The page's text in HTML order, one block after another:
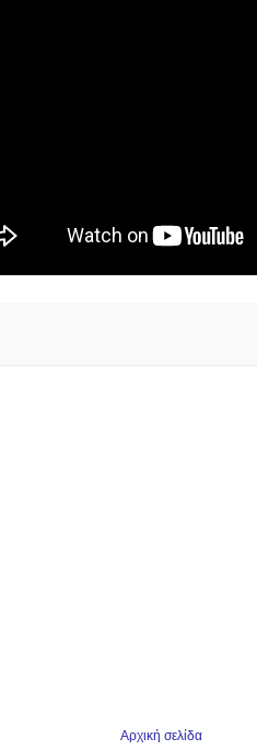
Αρχική σελίδα